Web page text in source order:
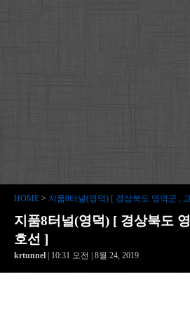
HOME > 지품8터널(영덕) [ 경상북도 영덕군 ,
지품8터널(영덕) [ 경상북도
호선 ]
krtunnel | 10:31 오전 | 8월 24, 2019